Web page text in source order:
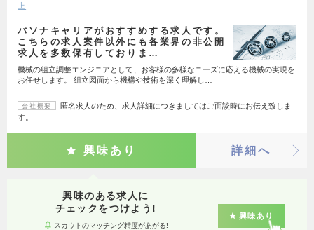
上
パソナキャリアがおすすめする求人です。
こちらの求人案件以外にも各業界の非公開
求人を多数保有しておりま…
機械の組立調整エンジニアとして、お客様の多様なニーズに応える機械の実現を
お任せします。 組立図面から機構や技術を深く理解し…
会社概要
匿名求人のため、求人詳細につきましてはご面談時にお伝え致しま
す。
興味あり 詳細へ
興味のある求人に
チェックをつけよう!
スカウトのマッチング精度があがる!
興味あり